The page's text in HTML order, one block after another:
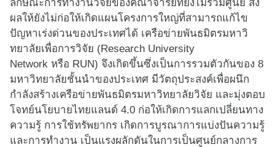
ลักษณะการทำงานวิจัยของคณาจารย์ที่ยังไม่รวมศูนย์ ส่ง
ผลให้ยังไม่ก่อให้เกิดแผนโครงการใหญ่ที่สามารถแก้ไข
ปัญหาเร่งด่วนของประเทศได้ เครือข่ายพันธมิตรมหาวิ
ทยาลัยเพื่อการวิจัย (Research University
Network หรือ RUN) จึงเกิดขึ้นซึ่งเป็นการรวมตัวกันของ 8
มหาวิทยาลัยชั้นนำของประเทศ มีวัตถุประสงค์เพื่อผนึก
กำลังสร้างเครือข่ายพันธมิตรมหาวิทยาลัยวิจัย และมุ่งตอบ
โจทย์นโยบายไทยแลนด์ 4.0 ก่อให้เกิดการแลกเปลี่ยนทาง
ความรู้ การใช้ทรัพยากร เกิดการบูรณาการแบ่งปันความรู้
และการทำงาน เป็นแรงผลักดันในการเป็นศูนย์กลางการ